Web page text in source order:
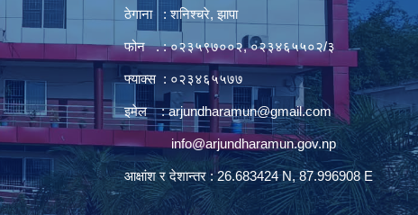
ठेगाना : शनिश्चरे, झापा
फोन . : ०२३५९७००२, ०२३४६५५०२/३
फ्याक्स : ०२३४६५५७७
इमेल :arjundharamun@gmail.com
info@arjundharamun.gov.np
आक्षांश र देशान्तर : 26.683424 N, 87.996908 E